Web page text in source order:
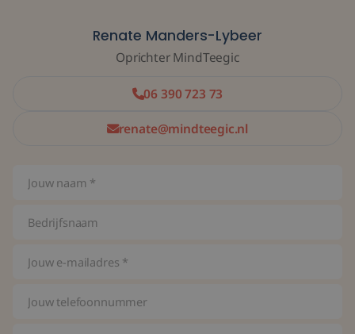
Renate Manders-Lybeer
Oprichter MindTeegic
06 390 723 73
renate@mindteegic.nl